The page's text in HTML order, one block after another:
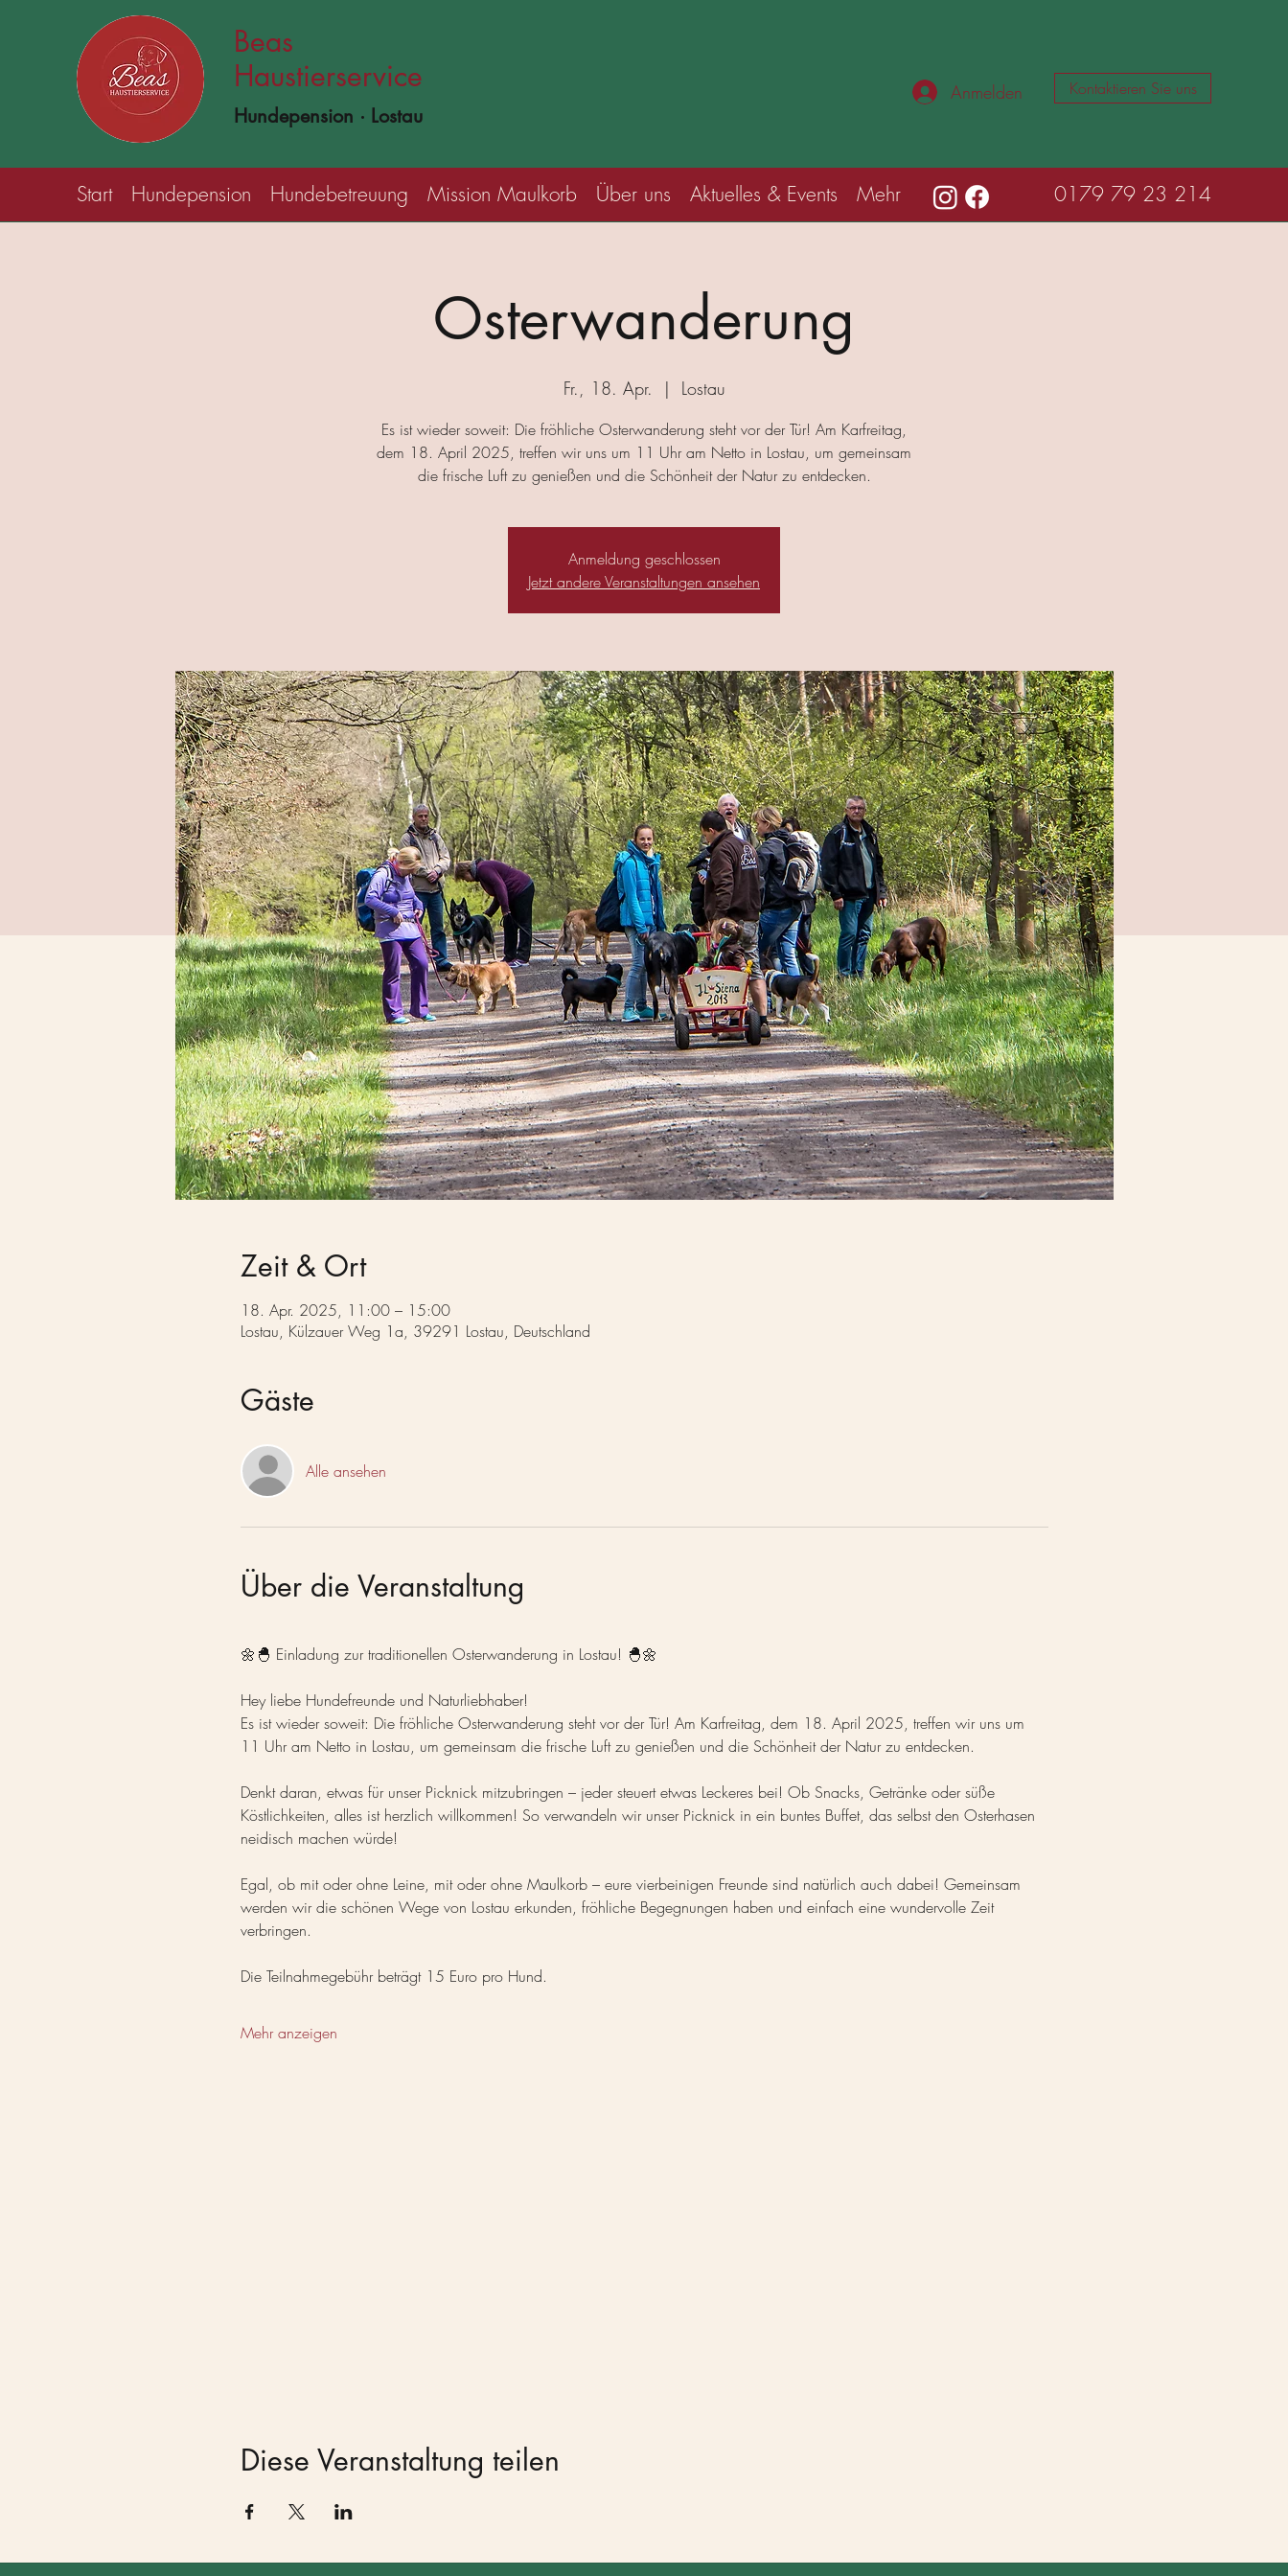
Beas
Haustierservice
Hundepension · Lostau
Anmelden Kontaktieren Sie uns
Start Hundepension Hundebetreuung Mission Maulkorb Über uns Aktuelles & Events Mehr 0179 79 23 214
Osterwanderung
Fr., 18. Apr.
  |
Lostau
Es ist wieder soweit: Die fröhliche Osterwanderung steht vor der Tür! Am Karfreitag,
dem 18. April 2025, treffen wir uns um 11 Uhr am Netto in Lostau, um gemeinsam
die frische Luft zu genießen und die Schönheit der Natur zu entdecken.
Anmeldung geschlossen
Jetzt andere Veranstaltungen ansehen
Zeit & Ort
18. Apr. 2025, 11:00 – 15:00
Lostau, Külzauer Weg 1a, 39291 Lostau, Deutschland
Gäste
Alle ansehen
Über die Veranstaltung
🌼🐣 Einladung zur traditionellen Osterwanderung in Lostau! 🐣🌼
Hey liebe Hundefreunde und Naturliebhaber!
Es ist wieder soweit: Die fröhliche Osterwanderung steht vor der Tür! Am Karfreitag, dem 18. April 2025, treffen wir uns um
11 Uhr am Netto in Lostau, um gemeinsam die frische Luft zu genießen und die Schönheit der Natur zu entdecken.
Denkt daran, etwas für unser Picknick mitzubringen – jeder steuert etwas Leckeres bei! Ob Snacks, Getränke oder süße
Köstlichkeiten, alles ist herzlich willkommen! So verwandeln wir unser Picknick in ein buntes Buffet, das selbst den Osterhasen
neidisch machen würde!
Egal, ob mit oder ohne Leine, mit oder ohne Maulkorb – eure vierbeinigen Freunde sind natürlich auch dabei! Gemeinsam
werden wir die schönen Wege von Lostau erkunden, fröhliche Begegnungen haben und einfach eine wundervolle Zeit
verbringen.
Die Teilnahmegebühr beträgt 15 Euro pro Hund.
Mehr anzeigen
Diese Veranstaltung teilen